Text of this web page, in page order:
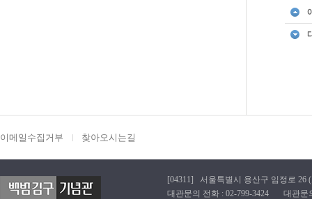
이메일수집거부 찾아오시는길
[04311] 서울특별시 용산구 임정로
대관문의 전화 : 02-799-3424 대관문